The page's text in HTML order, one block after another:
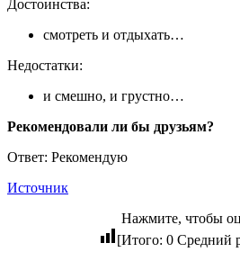
Достоинства:
смотреть и отдыхать…
Недостатки:
и смешно, и грустно…
Рекомендовали ли бы друзьям?
Ответ: Рекомендую
Источник
Нажмите, чтобы
[Итого: 0Средний